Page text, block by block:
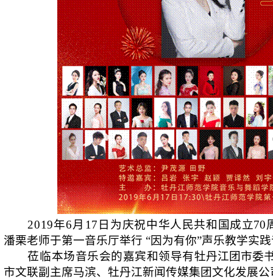
2019年6月 17 日 为庆祝中华人民共和国成立70
潘栗老师于第一音乐厅举行 “因为有你”声乐教学实
莅临本场音乐会的嘉宾和领导有牡丹江团市委
市文联副主席马滨、牡丹江新闻传媒集团文化发展